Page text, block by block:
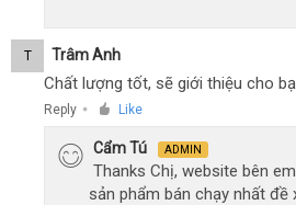
T Trâm Anh
Chất lượng tốt, sẽ giới thiệu cho
Reply ● Like
Cẩm Tú ADMIN
Thanks Chị, website bên
sản phẩm bán chạy nhất